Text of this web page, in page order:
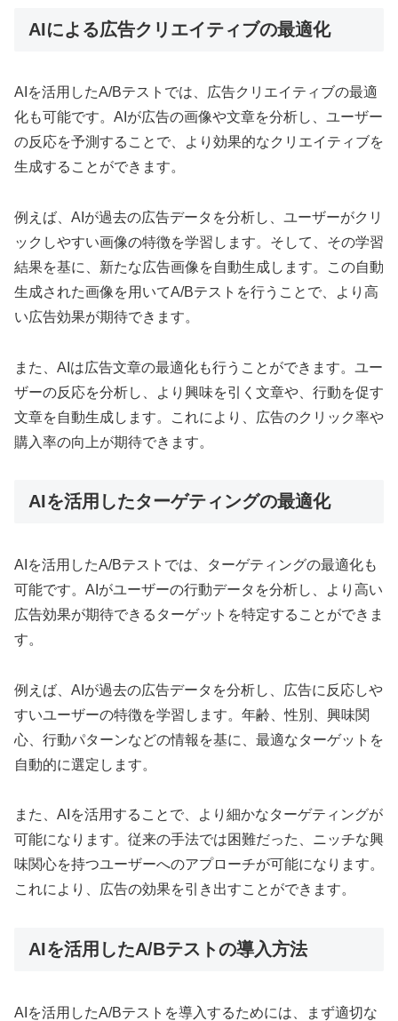
AIによる広告クリエイティブの最適化
AIを活用したA/Bテストでは、広告クリエイティブの最適
化も可能です。AIが広告の画像や文章を分析し、ユーザー
の反応を予測することで、より効果的なクリエイティブを
生成することができます。
例えば、AIが過去の広告データを分析し、ユーザーがクリ
ックしやすい画像の特徴を学習します。そして、その学習
結果を基に、新たな広告画像を自動生成します。この自動
生成された画像を用いてA/Bテストを行うことで、より高
い広告効果が期待できます。
また、AIは広告文章の最適化も行うことができます。ユー
ザーの反応を分析し、より興味を引く文章や、行動を促す
文章を自動生成します。これにより、広告のクリック率や
購入率の向上が期待できます。
AIを活用したターゲティングの最適化
AIを活用したA/Bテストでは、ターゲティングの最適化も
可能です。AIがユーザーの行動データを分析し、より高い
広告効果が期待できるターゲットを特定することができま
す。
例えば、AIが過去の広告データを分析し、広告に反応しや
すいユーザーの特徴を学習します。年齢、性別、興味関
心、行動パターンなどの情報を基に、最適なターゲットを
自動的に選定します。
また、AIを活用することで、より細かなターゲティングが
可能になります。従来の手法では困難だった、ニッチな興
味関心を持つユーザーへのアプローチが可能になります。
これにより、広告の効果を引き出すことができます。
AIを活用したA/Bテストの導入方法
AIを活用したA/Bテストを導入するためには、まず適切な